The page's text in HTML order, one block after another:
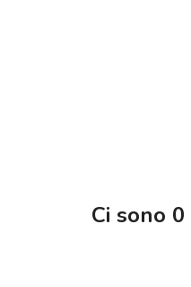
Ci sono 0